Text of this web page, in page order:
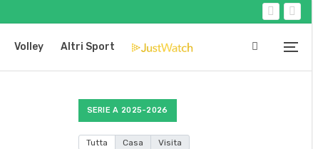
Volley Altri Sport
SERIE A 2025-2026
Tutta Casa Visita